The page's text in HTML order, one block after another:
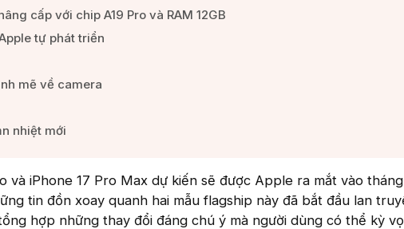
cấp với chip A19 Pro và RAM 12GB​
tự phát triển​
mẽ về camera​
nhiệt mới​
và iPhone 17 Pro Max dự kiến sẽ được Apple ra mắt vào
tin đồn xoay quanh hai mẫu flagship này đã bắt đầu lan
hợp những thay đổi đáng chú ý mà người dùng có thể kỳ